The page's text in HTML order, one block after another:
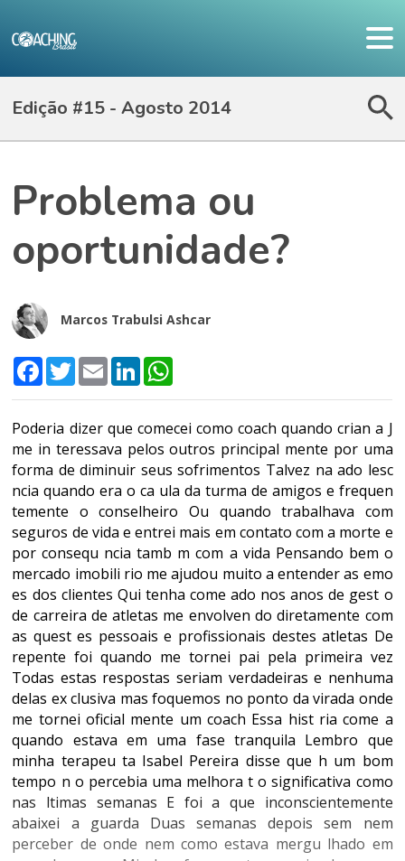
Edição #15 - Agosto 2014
Problema ou
oportunidade?
Marcos Trabulsi Ashcar
Facebook
TwitterEmail LinkedIn
Poderia dizer que comecei como coach quando crian a J
me in teressava pelos outros principal mente por uma
forma de diminuir seus sofrimentos Talvez na ado lesc
ncia quando era o ca ula da turma de amigos e frequen
temente o conselheiro Ou quando trabalhava com
seguros de vida e entrei mais em contato com a morte e
por consequ ncia tamb m com a vida Pensando bem o
mercado imobili rio me ajudou muito a entender as emo
es dos clientes Qui tenha come ado nos anos de gest o
de carreira de atletas me envolven do diretamente com
as quest es pessoais e profissionais destes atletas De
repente foi quando me tornei pai pela primeira vez
Todas estas respostas seriam verdadeiras e nenhuma
delas ex clusiva mas foquemos no ponto da virada onde
me tornei oficial mente um coach Essa hist ria come a
quando estava em uma fase tranquila Lembro que
minha terapeu ta Isabel Pereira disse que h um bom
tempo n o percebia uma melhora t o significativa como
nas ltimas semanas E foi a que inconscientemente
abaixei a guarda Duas semanas depois sem nem
perceber de onde nem como estava mergu lhado em